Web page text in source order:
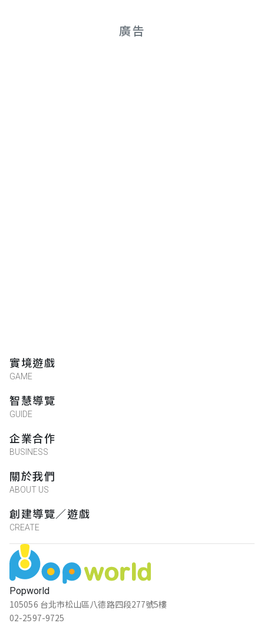
廣告
Popworld
105056 台北市松山區八德路四段277號5樓
02-2597-9725
實境遊戲
GAME
智慧導覽
GUIDE
企業合作
BUSINESS
關於我們
ABOUT US
創建導覽／遊戲
CREATE